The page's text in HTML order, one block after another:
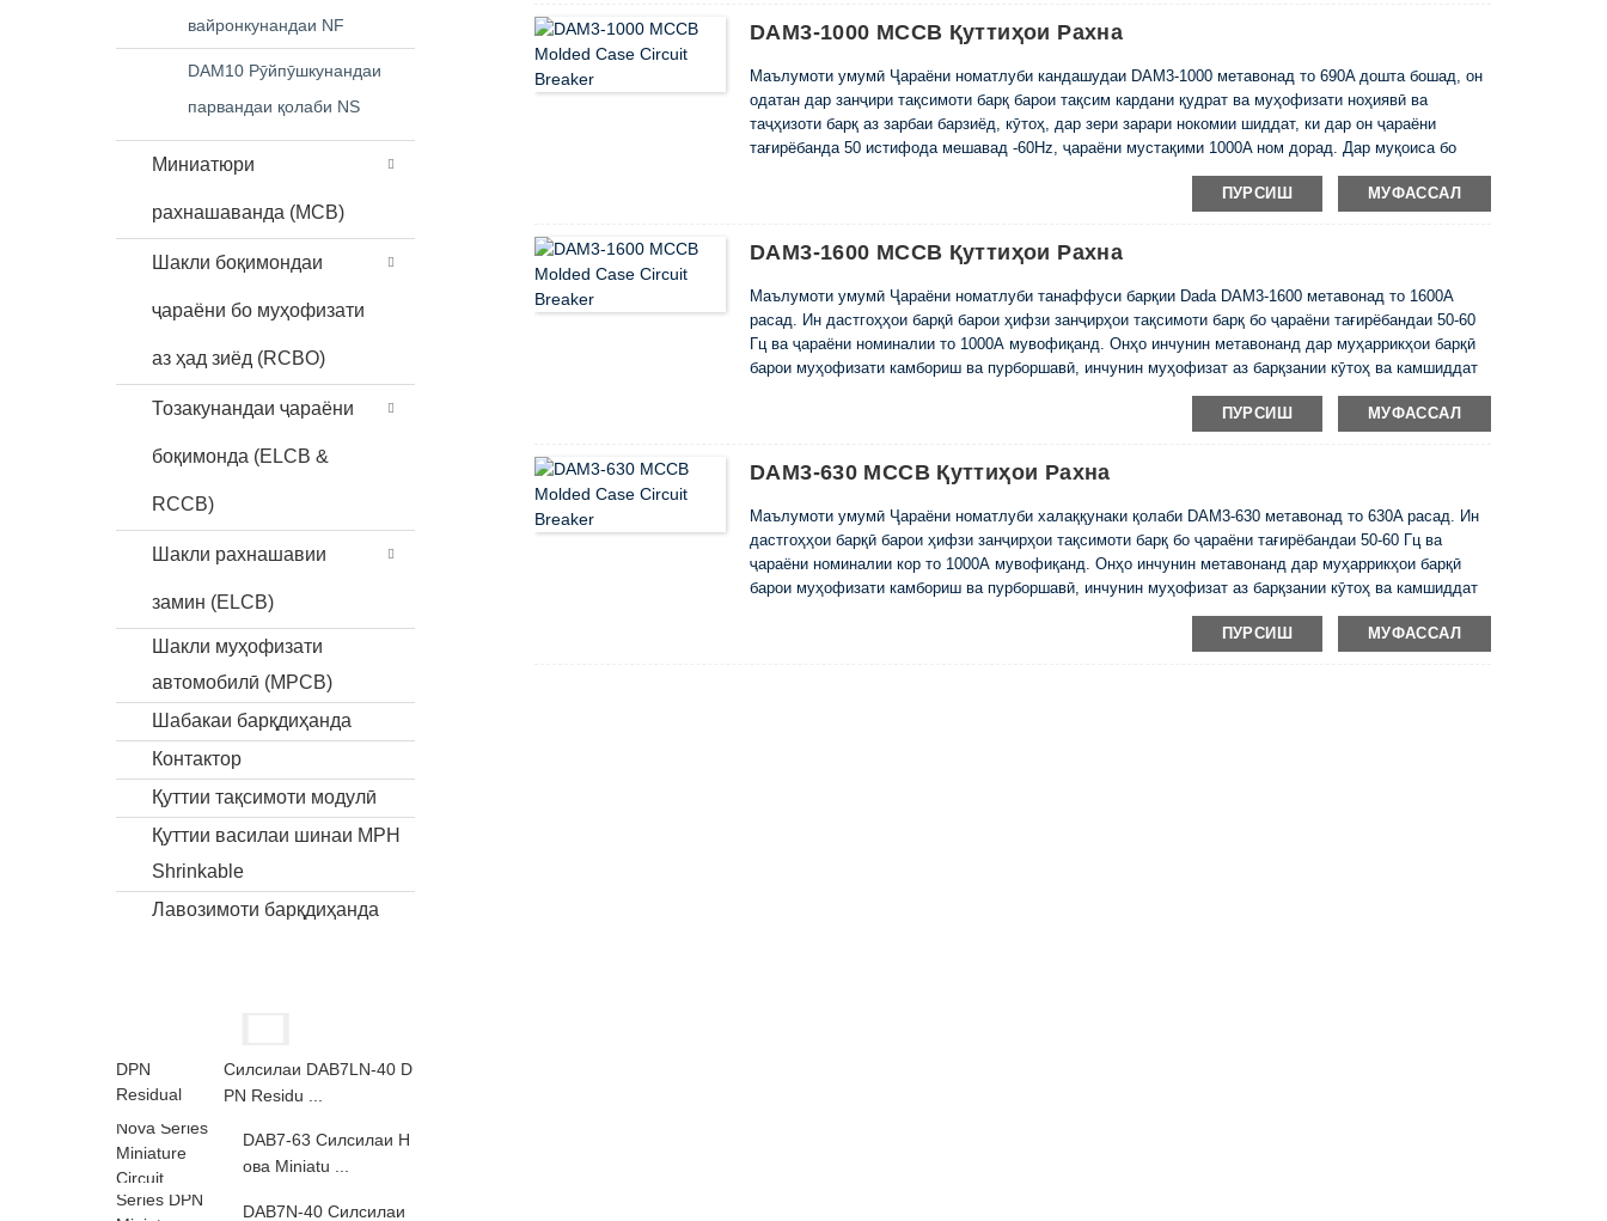
вайронкунандаи NF
DAM10 Рӯйпӯшкунандаи
парвандаи қолаби NS
Миниатюри
рахнашаванда (MCB)
Шакли боқимондаи
ҷараёни бо муҳофизати
аз ҳад зиёд (RCBO)
Тозакунандаи ҷараёни
боқимонда (ELCB &
RCCB)
Шакли рахнашавии
замин (ELCB)
Шакли муҳофизати
автомобилӣ (MPCB)
Шабакаи барқдиҳанда
Контактор
Қуттии тақсимоти модулӣ
Қуттии василаи шинаи MPH
Shrinkable
Лавозимоти барқдиҳанда
Силсилаи DAB7LN-40 D
PN Residu ...
DAB7-63 Силсилаи Н
ова Miniatu ...
DAB7N-40 Силсилаи
DAM3-1000 MCCB Қуттиҳои Рахна
Маълумоти умумӣ Ҷараёни номатлуби кандашудаи DAM3-1000 метавонад то 690A дошта бошад, он
одатан дар занҷири тақсимоти барқ ​​барои тақсим кардани қудрат ва муҳофизати ноҳиявӣ ва
таҷҳизоти барқ ​​аз зарбаи барзиёд, кӯтоҳ, дар зери зарари нокомии шиддат, ки дар он ҷараёни
тағирёбанда 50 истифода мешавад -60Hz, ҷараёни мустақими 1000A ном дорад. Дар муқоиса бо
силсилаи DAM1, силсилаи DAM3 барои ҳаҷми хурдтар ва қобилияти баландтари шикастани он
пешбинӣ шудааст, ки сарфаи беҳтарини энергияро пешниҳод мекунад. Параметрҳои барқии DAM ...
ПУРСИШ МУФАССАЛ
DAM3-1600 MCCB Қуттиҳои Рахна
Маълумоти умумӣ Ҷараёни номатлуби танаффуси барқии Dada DAM3-1600 метавонад то 1600A
расад. Ин дастгоҳҳои барқӣ барои ҳифзи занҷирҳои тақсимоти барқ ​​бо ҷараёни тағирёбандаи 50-60
Гц ва ҷараёни номиналии то 1000А мувофиқанд. Онҳо инчунин метавонанд дар муҳаррикҳои барқӣ
барои муҳофизати камбориш ва пурборшавӣ, инчунин муҳофизат аз барқзании кӯтоҳ ва камшиддат
истифода шаванд. Дар муқоиса бо силсилаи DAM1, силсилаи DAM3 барои см ...
ПУРСИШ
МУФАССАЛ
DAM3-630 MCCB Қуттиҳои Рахна
Маълумоти умумӣ Ҷараёни номатлуби халаққунаки қолаби DAM3-630 метавонад то 630A расад. Ин
дастгоҳҳои барқӣ барои ҳифзи занҷирҳои тақсимоти барқ ​​бо ҷараёни тағирёбандаи 50-60 Гц ва
ҷараёни номиналии кор то 1000А мувофиқанд. Онҳо инчунин метавонанд дар муҳаррикҳои барқӣ
барои муҳофизати камбориш ва пурборшавӣ, инчунин муҳофизат аз барқзании кӯтоҳ ва камшиддат
истифода шаванд. Дар автоматикҳо хусусиятҳои ҳаҷми хурд, б баланд ...
ПУРСИШ
МУФАССАЛ